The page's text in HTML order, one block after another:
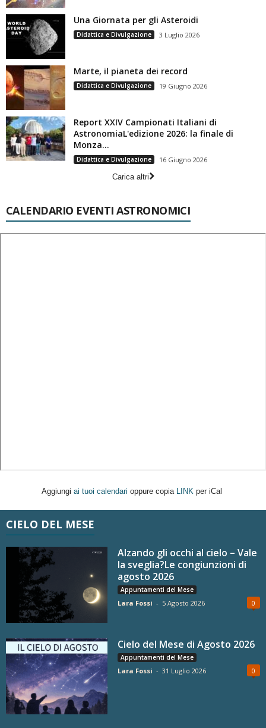
Una Giornata per gli Asteroidi
Didattica e Divulgazione 3 Luglio 2026
Marte, il pianeta dei record
Didattica e Divulgazione 19 Giugno 2026
Report XXIV Campionati Italiani di
AstronomiaL'edizione 2026: la finale di
Monza...
Didattica e Divulgazione
16 Giugno 2026
Carica altri
CALENDARIO EVENTI ASTRONOMICI
Aggiungi ai tuoi calendari oppure copia LINK per iCal
CIELO DEL MESE
Alzando gli occhi al cielo – Vale
la sveglia?Le congiunzioni di
agosto 2026
Appuntamenti del Mese
Lara Fossi - 5 Agosto 2026 0
Cielo del Mese di Agosto 2026
Appuntamenti del Mese
Lara Fossi - 31 Luglio 2026 0